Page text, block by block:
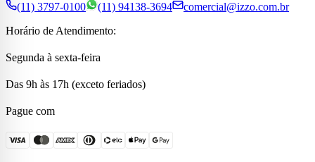
(11) 3797-0100 (11) 94138-3694
comercial@izzo.com.br
Horário de Atendimento:
Segunda à sexta-feira
Das 9h às 17h (exceto feriados)
Pague com